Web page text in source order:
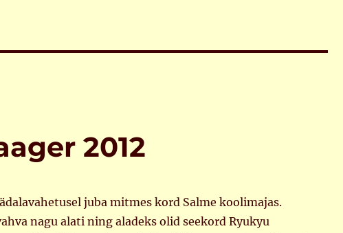
2012
juba mitmes kord Salme koolimajas.
nagu alati ning aladeks olid seekord Ryukyu